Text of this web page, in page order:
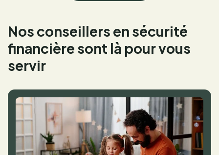
Nos conseillers en sécurité
financière sont là pour vous
servir